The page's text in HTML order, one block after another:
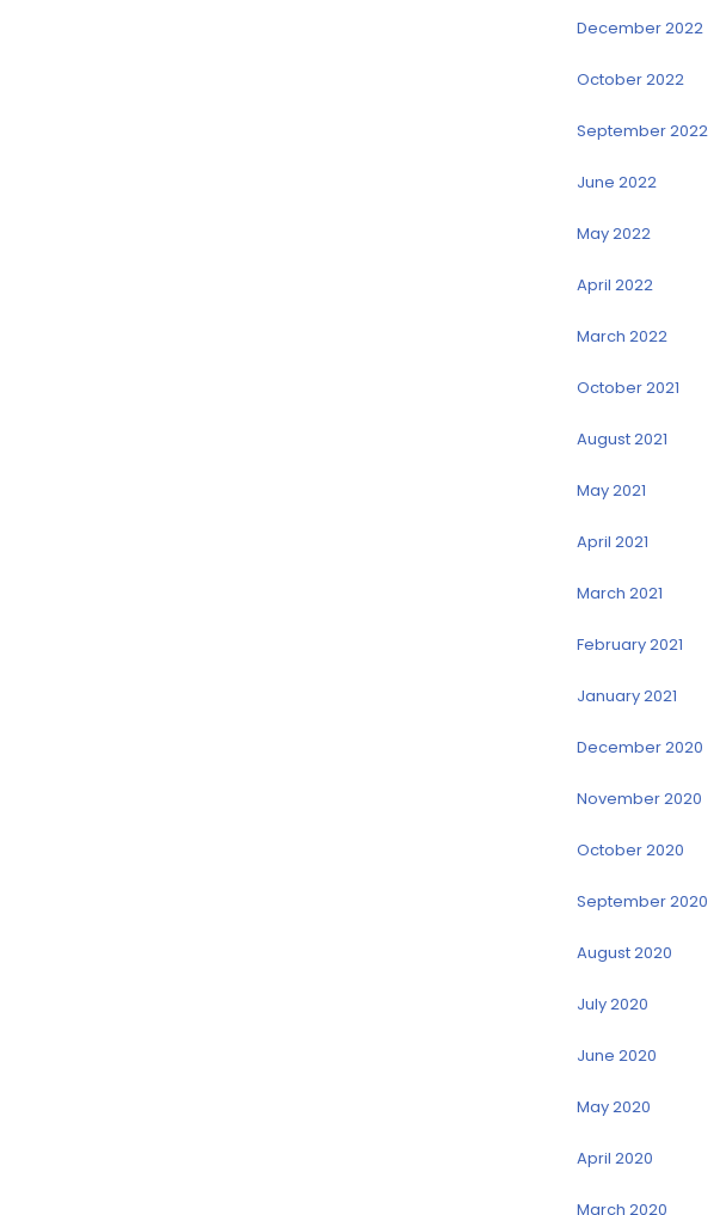
December 2022
October 2022
September 2022
June 2022
May 2022
April 2022
March 2022
October 2021
August 2021
May 2021
April 2021
March 2021
February 2021
January 2021
December 2020
November 2020
October 2020
September 2020
August 2020
July 2020
June 2020
May 2020
April 2020
March 2020